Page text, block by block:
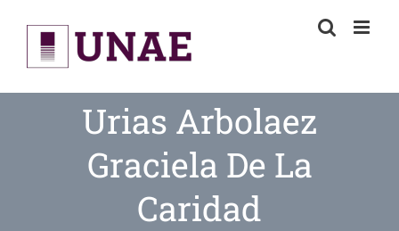
content
Urias Arbolaez
Graciela De La
Caridad